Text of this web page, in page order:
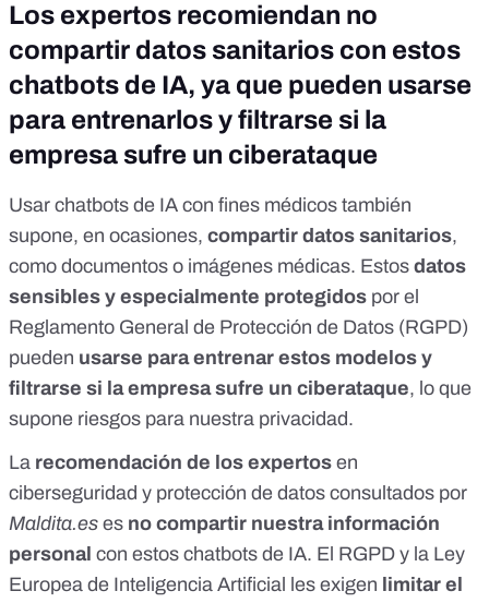
Los expertos recomiendan no
compartir datos sanitarios con estos
chatbots de IA, ya que pueden usarse
para entrenarlos y filtrarse si la
empresa sufre un ciberataque
Usar chatbots de IA con fines médicos también
supone, en ocasiones, compartir datos sanitarios,
como documentos o imágenes médicas. Estos datos
sensibles y especialmente protegidos por el
Reglamento General de Protección de Datos (RGPD)
pueden usarse para entrenar estos modelos y
filtrarse si la empresa sufre un ciberataque, lo que
supone riesgos para nuestra privacidad.
La recomendación de los expertos en
ciberseguridad y protección de datos consultados por
Maldita.es es no compartir nuestra información
personal con estos chatbots de IA. El RGPD y la Ley
Europea de Inteligencia Artificial les exigen limitar el